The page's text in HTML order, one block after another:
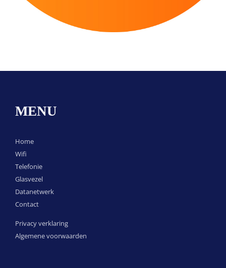
MENU
Home
Wifi
Telefonie
Glasvezel
Datanetwerk
Contact
Privacy verklaring
Algemene voorwaarden